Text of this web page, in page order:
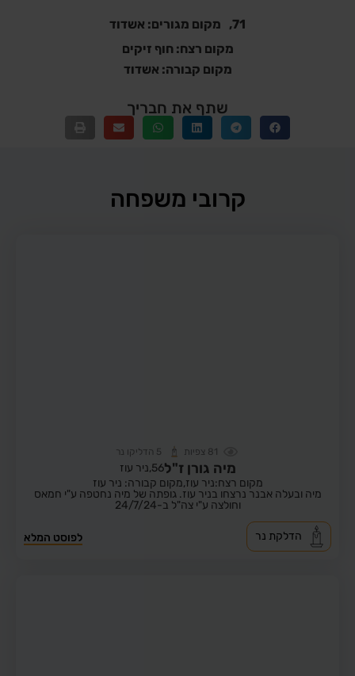
71,
מקום מגורים: אשדוד
מקום רצח: חוף זיקים
מקום קבורה: אשדוד
שתף את חבריך
קרובי משפחה
81 צפיות 5 הדליקו נר
מיה גורן ז"ל56, ניר עוז
מקום רצח:ניר עוז,מקום קבורה: ניר עוז
מיה ובעלה אבנר נרצחו בניר עוז. גופתה של מיה נחטפה ע"י חמאס
וחולצה ע"י צה"ל ב-24/7/24
לפוסט המלא הדלקת נר